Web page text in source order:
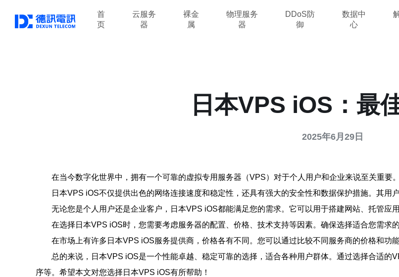
首
页
云服务
器
裸金
属
物理服务
器
DDoS防
御
数据中
心
日本VPS iOS：最
2025年6月29日
在当今数字化世界中，拥有一个可靠的虚拟专用服务器（VPS）对于个人用户和企业来说至关重要
日本VPS iOS不仅提供出色的网络连接速度和稳定性，还具有强大的安全性和数据保护措施。其用
无论您是个人用户还是企业客户，日本VPS iOS都能满足您的需求。它可以用于搭建网站、托管应
在选择日本VPS iOS时，您需要考虑服务器的配置、价格、技术支持等因素。确保选择适合您需求
在市场上有许多日本VPS iOS服务提供商，价格各有不同。您可以通过比较不同服务商的价格和功
总的来说，日本VPS iOS是一个性能卓越、稳定可靠的选择，适合各种用户群体。通过选择合适
序等。希望本文对您选择日本VPS iOS有所帮助！